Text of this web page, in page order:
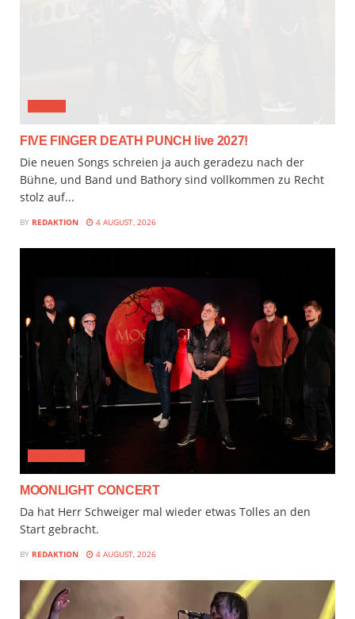
FIVE FINGER DEATH PUNCH live 2027!
Die neuen Songs schreien ja auch geradezu nach der
Bühne, und Band und Bathory sind vollkommen zu Recht
stolz auf...
BY REDAKTION 4 AUGUST, 2026
MOONLIGHT CONCERT
Da hat Herr Schweiger mal wieder etwas Tolles an den
Start gebracht.
BY REDAKTION 4 AUGUST, 2026